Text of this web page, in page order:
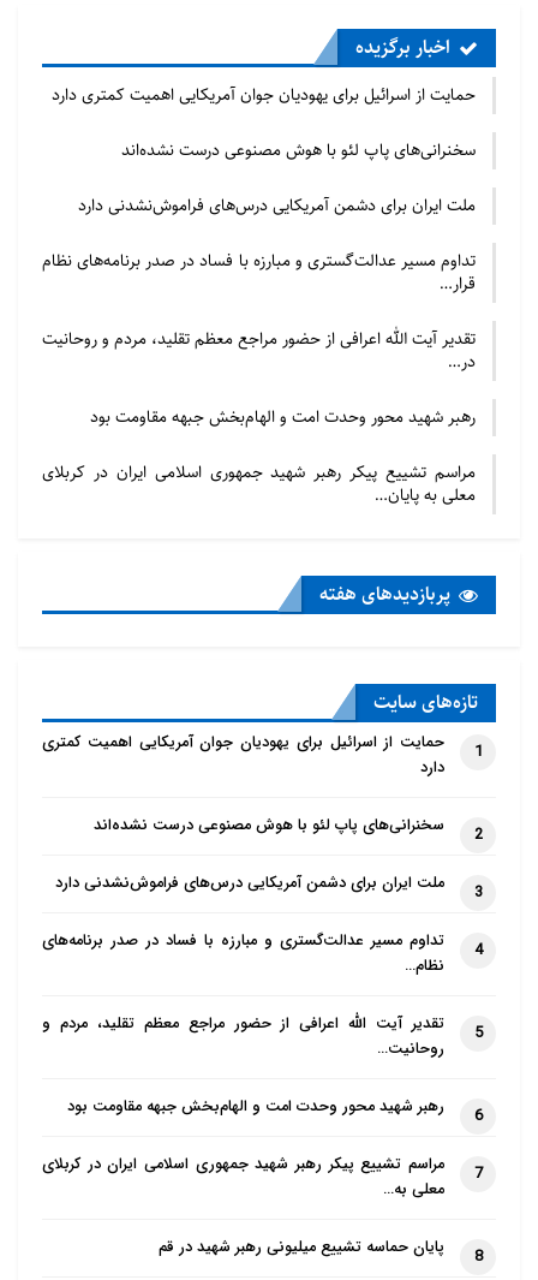
اخبار برگزیده
حمایت از اسرائیل برای یهودیان جوان آمریکایی اهمیت کمتری دارد
سخنرانی‌های پاپ لئو با هوش مصنوعی درست نشده‌اند
ملت ایران برای دشمن آمریکایی درس‌های فراموش‌نشدنی دارد
تداوم مسیر عدالت‌گستری و مبارزه با فساد در صدر برنامه‌های نظام
قرار…
تقدیر آیت الله اعرافی از حضور مراجع معظم تقلید، مردم و روحانیت
در…
رهبر شهید محور وحدت امت و الهام‌بخش جبهه مقاومت بود
مراسم تشییع پیکر رهبر شهید جمهوری اسلامی ایران در کربلای
معلی به پایان…
پربازدید‌های هفته
تازه‌‌های سایت
1
حمایت از اسرائیل برای یهودیان جوان آمریکایی اهمیت کمتری
دارد
2 سخنرانی‌های پاپ لئو با هوش مصنوعی درست نشده‌اند
3 ملت ایران برای دشمن آمریکایی درس‌های فراموش‌نشدنی دارد
4
تداوم مسیر عدالت‌گستری و مبارزه با فساد در صدر برنامه‌های
نظام…
5
تقدیر آیت الله اعرافی از حضور مراجع معظم تقلید، مردم و
روحانیت…
6 رهبر شهید محور وحدت امت و الهام‌بخش جبهه مقاومت بود
7
مراسم تشییع پیکر رهبر شهید جمهوری اسلامی ایران در کربلای
معلی به…
8 پایان حماسه تشییع میلیونی رهبر شهید در قم